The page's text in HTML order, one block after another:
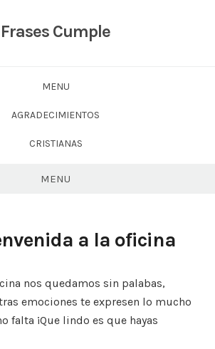
Frases Cumple
MENU
AGRADECIMIENTOS
CRISTIANAS
MENU
a la oficina
nos quedamos sin palabas,
emociones te expresen lo mucho
falta ¡Que lindo es que hayas